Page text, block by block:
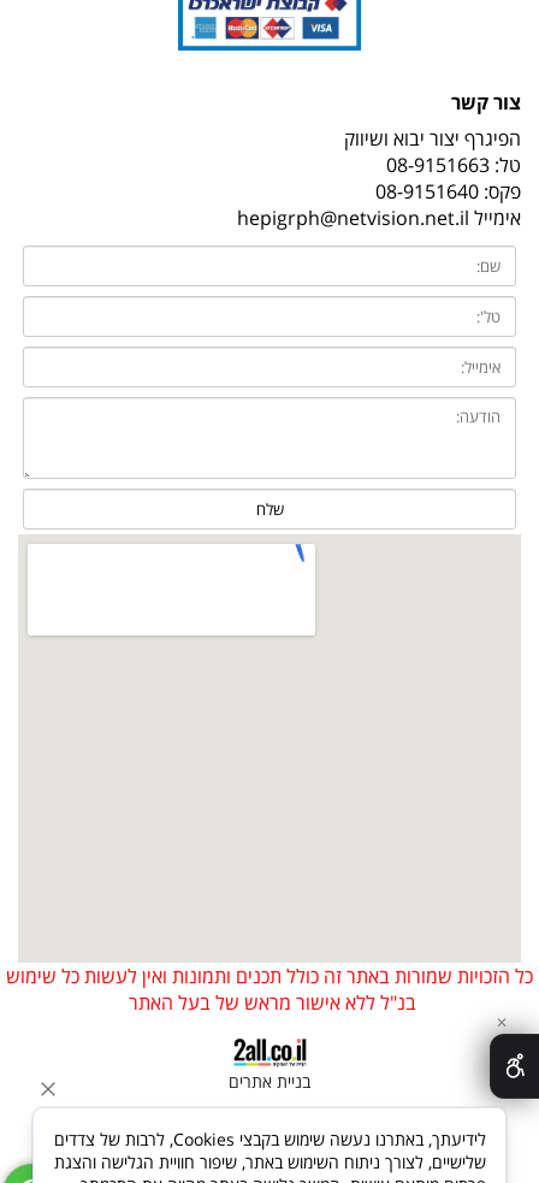
צור קשר
הפיגרף יצור יבוא ושיווק
טל: 08-9151663
פקס: 08-9151640
אימייל hepigrph@netvision.net.il
כל הזכויות שמורות באתר זה כולל תכנים ותמונות ואין לעשות כל שימוש
בנ"ל ללא אישור מראש של בעל האתר
בניית אתרים
✕
לידיעתך, באתרנו נעשה שימוש בקבצי Cookies, לרבות של צדדים
שלישיים, לצורך ניתוח השימוש באתר, שיפור חוויית הגלישה והצגת